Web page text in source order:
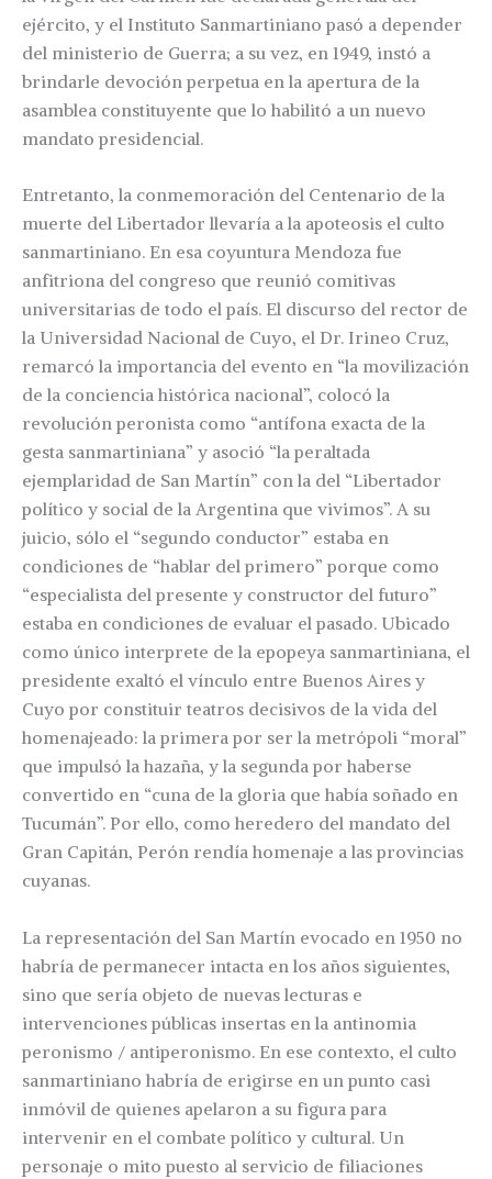
ejército, y el Instituto Sanmartiniano pasó a depender
del ministerio de Guerra; a su vez, en 1949, instó a
brindarle devoción perpetua en la apertura de la
asamblea constituyente que lo habilitó a un nuevo
mandato presidencial.
Entretanto, la conmemoración del Centenario de la
muerte del Libertador llevaría a la apoteosis el culto
sanmartiniano. En esa coyuntura Mendoza fue
anfitriona del congreso que reunió comitivas
universitarias de todo el país. El discurso del rector de
la Universidad Nacional de Cuyo, el Dr. Irineo Cruz,
remarcó la importancia del evento en “la movilización
de la conciencia histórica nacional”, colocó la
revolución peronista como “antífona exacta de la
gesta sanmartiniana” y asoció “la peraltada
ejemplaridad de San Martín” con la del “Libertador
político y social de la Argentina que vivimos”. A su
juicio, sólo el “segundo conductor” estaba en
condiciones de “hablar del primero” porque como
“especialista del presente y constructor del futuro”
estaba en condiciones de evaluar el pasado. Ubicado
como único interprete de la epopeya sanmartiniana, el
presidente exaltó el vínculo entre Buenos Aires y
Cuyo por constituir teatros decisivos de la vida del
homenajeado: la primera por ser la metrópoli “moral”
que impulsó la hazaña, y la segunda por haberse
convertido en “cuna de la gloria que había soñado en
Tucumán”. Por ello, como heredero del mandato del
Gran Capitán, Perón rendía homenaje a las provincias
cuyanas.
La representación del San Martín evocado en 1950 no
habría de permanecer intacta en los años siguientes,
sino que sería objeto de nuevas lecturas e
intervenciones públicas insertas en la antinomia
peronismo / antiperonismo. En ese contexto, el culto
sanmartiniano habría de erigirse en un punto casi
inmóvil de quienes apelaron a su figura para
intervenir en el combate político y cultural. Un
personaje o mito puesto al servicio de filiaciones